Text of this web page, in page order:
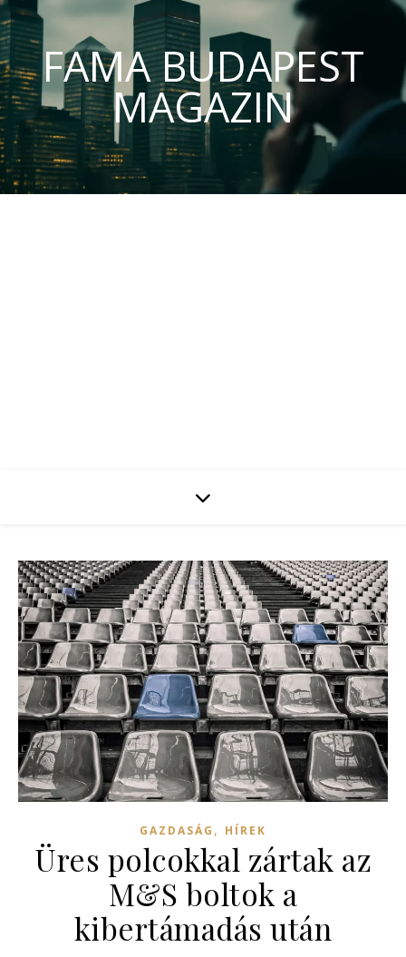
FAMA BUDAPEST
MAGAZIN
GAZDASÁG , HÍREK
Üres polcokkal zártak az
M&S boltok a
kibertámadás után